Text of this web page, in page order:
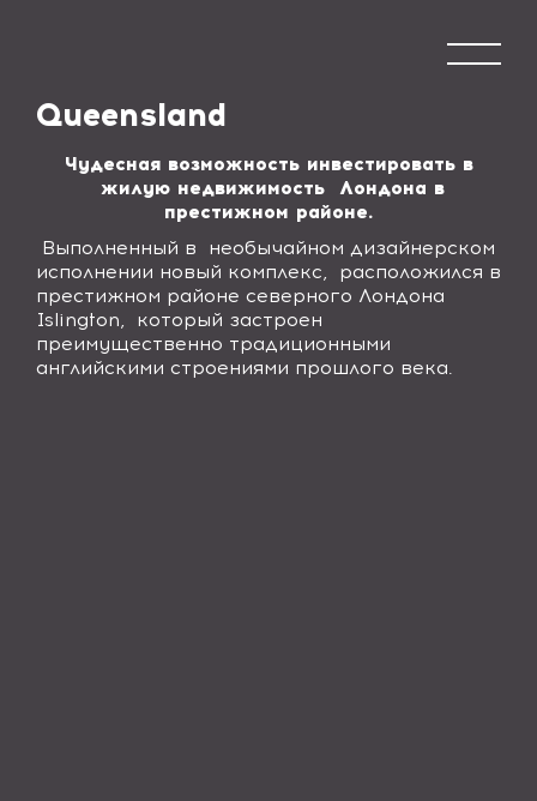
Queensland
Чудесная возможность инвестировать в
жилую недвижимость Лондона в
престижном районе.
Выполненный в необычайном дизайнерском
исполнении новый комплекс, расположился в
престижном районе северного Лондона
Islington, который застроен
преимущественно традиционными
английскими строениями прошлого века.